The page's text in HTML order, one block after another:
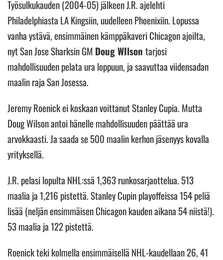
Työsulkukauden (2004-05) jälkeen J.R. ajelehti
Philadelphiasta LA Kingsiin, uudelleen Phoenixiin. Lopussa
vanha ystävä, ensimmäinen kämppäkaveri Chicagon ajoilta,
nyt San Jose Sharksin GM Doug WIlson tarjosi
mahdollisuuden pelata ura loppuun, ja saavuttaa viidensadan
maalin raja San Josessa.
Jeremy Roenick ei koskaan voittanut Stanley Cupia. Mutta
Doug Wilson antoi hänelle mahdollisuuden päättää ura
arvokkaasti. Ja saada se 500 maalin kerhon jäsenyys kovalla
yrityksellä.
J.R. pelasi lopulta NHL:ssä 1,363 runkosarjaottelua. 513
maalia ja 1,216 pistettä. Stanley Cupin playoffeissa 154 peliä
lisää (neljän ensimmäisen Chicagon kauden aikana 54 niistä!).
53 maalia ja 122 pistettä.
Roenick teki kolmella ensimmäisellä NHL-kaudellaan 26, 41